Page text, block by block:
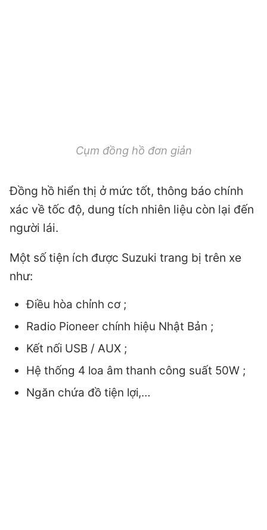
Cụm đồng hồ đơn giản
Đồng hồ hiển thị ở mức tốt, thông báo chính
xác về tốc độ, dung tích nhiên liệu còn lại đến
người lái.
Một số tiện ích được Suzuki trang bị trên xe
như:
Điều hòa chỉnh cơ ;
Radio Pioneer chính hiệu Nhật Bản ;
Kết nối USB / AUX ;
Hệ thống 4 loa âm thanh công suất 50W ;
Ngăn chứa đồ tiện lợi,…